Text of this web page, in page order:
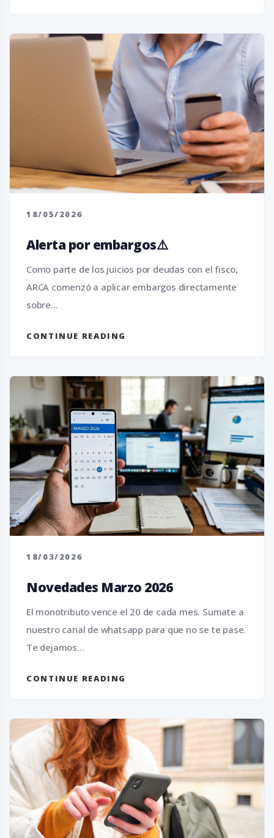
18/05/2026
Alerta por embargos⚠️
Como parte de los juicios por deudas con el fisco,
ARCA comenzó a aplicar embargos directamente
sobre...
CONTINUE READING
18/03/2026
Novedades Marzo 2026
El monotributo vence el 20 de cada mes. Sumate a
nuestro canal de whatsapp para que no se te pase.
Te dejamos...
CONTINUE READING